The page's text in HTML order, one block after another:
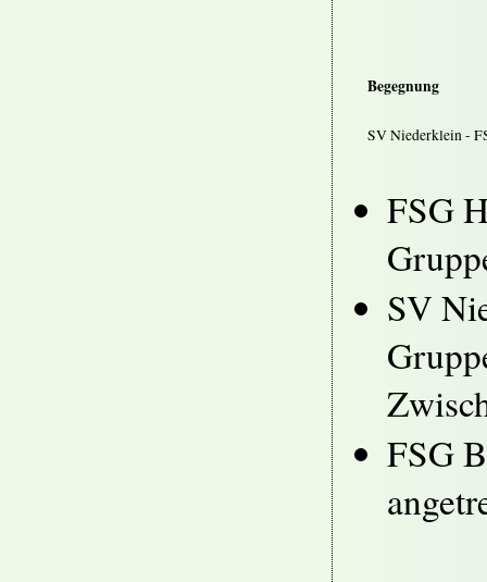
Begegnung
SV Niederklein -
FSG
SV
FSG